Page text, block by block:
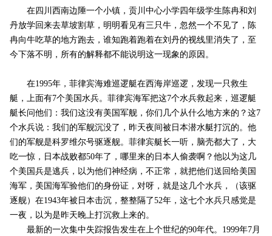
在四川西南边陲一个小镇，贡川中心小学四年级学生陈冉和刘
丹放学回来去草坡割草，明明看见有三只牛，忽然一个不见了，陈
冉向牛吃草的地方跑去，谁知跑着跑着在刘丹的视线里消失了，至
今下落不明，所有的解释都不能说明这一现象的原因。
在1995年，菲律宾海难巡逻艇在西海岸巡逻，发现一只救生
艇，上面有7个美国水兵。菲律宾海军把这7个水兵救起来，巡逻艇
艇长问他们：我们这没有美国军舰，你们几个从什么地方来的？这7
个水兵说：我们的军舰沉没了，昨天夜间被日本潜水艇打沉的。他
们的军舰是科罗维尔号驱逐舰。菲律宾艇长一听，脑壳都大了，大
吃一惊，日本战败都50年了，哪里来的日本人偷袭啊？他以为这几
个美国兵是逃兵，以为他们神经病，不正常，就把他们送回给美国
海军，美国海军验他们的身份证，对呀，就是这几个水兵，（该驱
逐舰）在1943年被日本击沉，整整隔了52年，这七个水兵只感觉是
一夜，以为是昨天晚上打沉救上来的。
最新的一次集中失踪报告发生在上个世纪的90年代。1999年7月